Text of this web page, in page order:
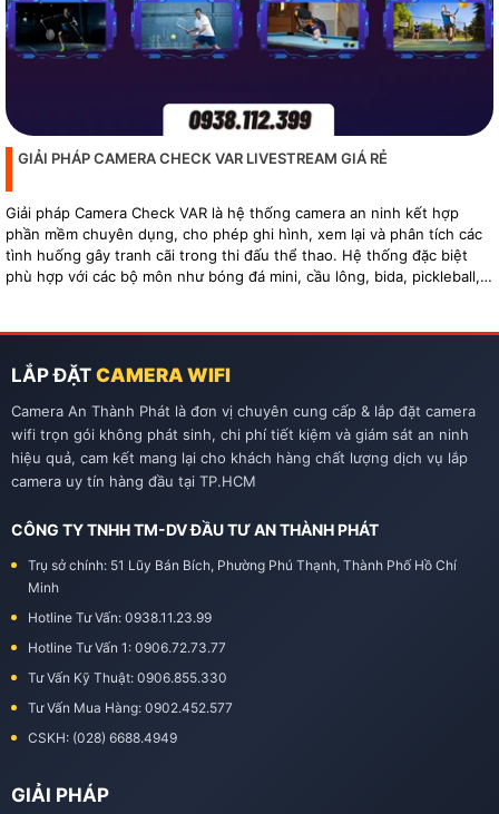
GIẢI PHÁP CAMERA CHECK VAR LIVESTREAM GIÁ RẺ
Giải pháp Camera Check VAR là hệ thống camera an ninh kết hợp
phần mềm chuyên dụng, cho phép ghi hình, xem lại và phân tích các
tình huống gây tranh cãi trong thi đấu thể thao. Hệ thống đặc biệt
phù hợp với các bộ môn như bóng đá mini, cầu lông, bida, pickleball,
LẮP ĐẶT CAMERA WIFI
Camera An Thành Phát là đơn vị chuyên cung cấp & lắp đặt camera
wifi trọn gói không phát sinh, chi phí tiết kiệm và giám sát an ninh
hiệu quả, cam kết mang lại cho khách hàng chất lượng dịch vụ lắp
camera uy tín hàng đầu tại TP.HCM
CÔNG TY TNHH TM-DV ĐẦU TƯ AN THÀNH PHÁT
Trụ sở chính: 51 Lũy Bán Bích, Phường Phú Thạnh, Thành Phố Hồ Chí
Minh
Hotline Tư Vấn: 0938.11.23.99
Hotline Tư Vấn 1: 0906.72.73.77
Tư Vấn Kỹ Thuật: 0906.855.330
Tư Vấn Mua Hàng: 0902.452.577
CSKH: (028) 6688.4949
GIẢI PHÁP